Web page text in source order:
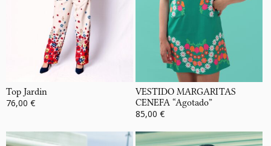
Top Jardin
76,00 €
VESTIDO MARGARITAS
CENEFA “Agotado”
85,00 €